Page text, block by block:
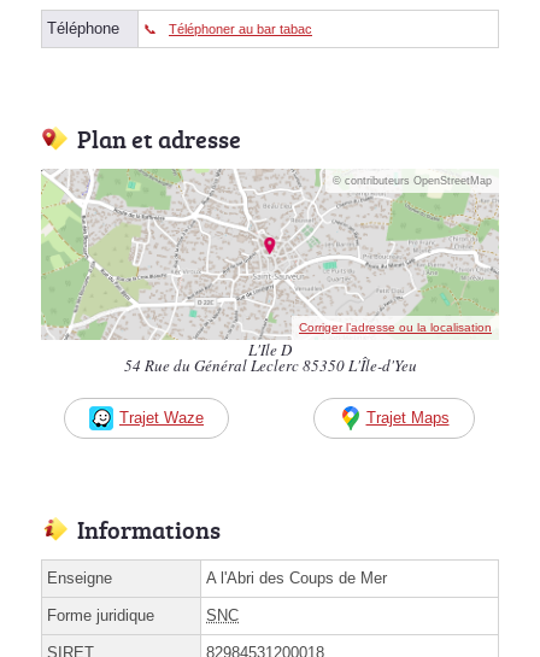
Téléphone Téléphoner au bar tabac
Plan et adresse
© contributeurs OpenStreetMap
Corriger l’adresse ou la localisation
L'Ile D
54 Rue du Général Leclerc 85350 L'Île-d'Yeu
Trajet Waze Trajet Maps
Informations
Enseigne A l'Abri des Coups de Mer
Forme juridique SNC
SIRET 82984531200018